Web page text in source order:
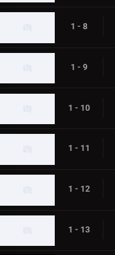
1 - 8
1 - 9
1 - 10
1 - 11
1 - 12
1 - 13